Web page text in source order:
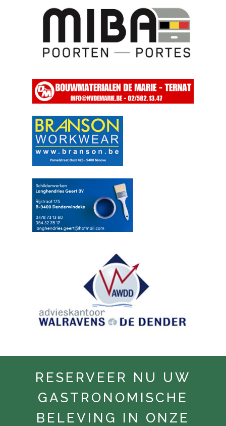
RESERVEER NU UW
GASTRONOMISCHE
BELEVING IN ONZE